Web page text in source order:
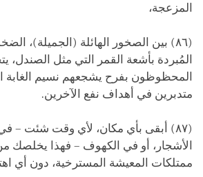
المزعجة،
(٨٦) بين الصخور الهائلة (الجميلة)،
المُبردة بأشعة القمر التي مثل الصندل،
المحظوظون بفرح يشجعهم نسيم الغابة
متدبرين في أهداف نفع الآخرين.
(٨٧) أبقى بأي مكان، لأي وقت شئت –
الأشجار، أو في الكهوف – فهذا يخلصك
ممتلكات المعيشة المسترخية، دون أي